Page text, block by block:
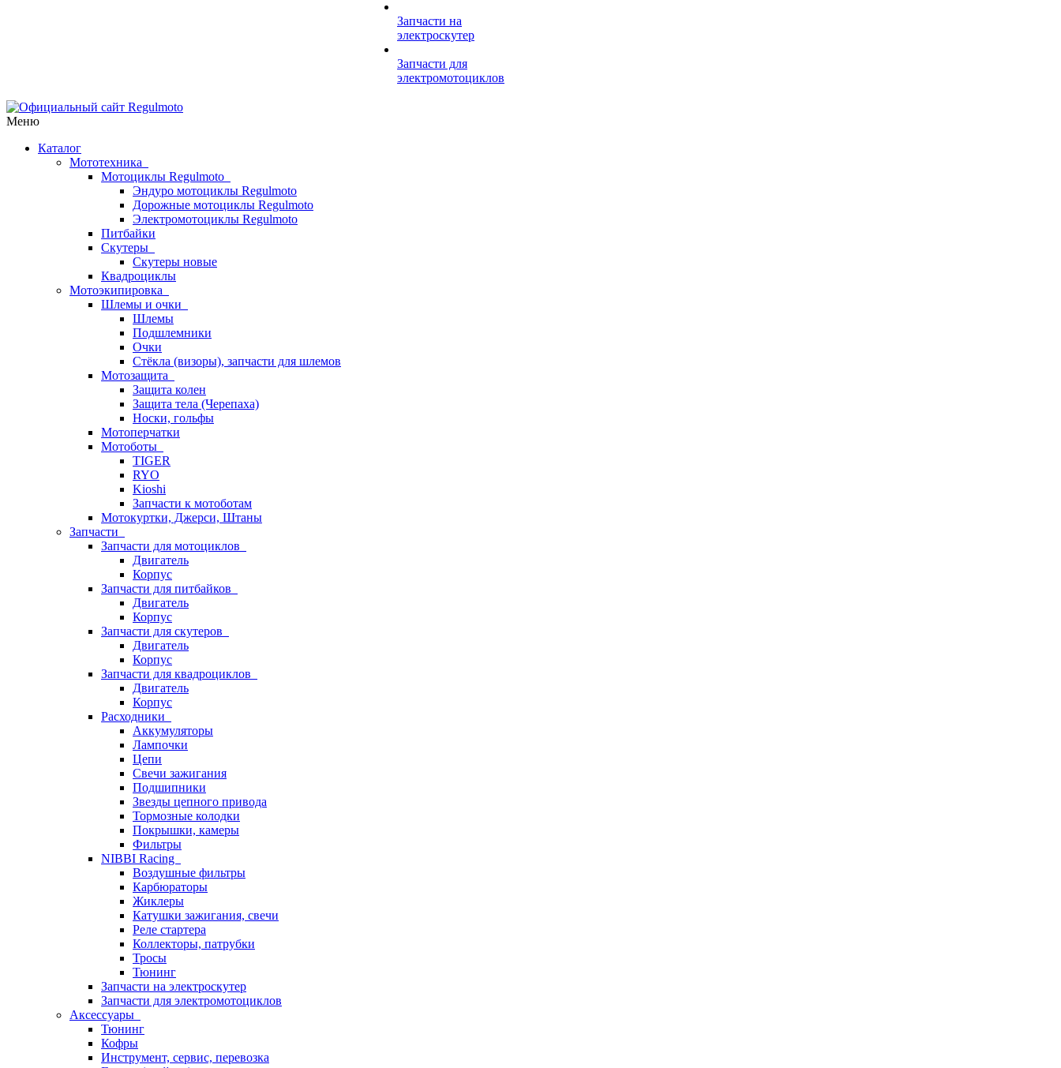
Запчасти на
электроскутер
Запчасти для
электромотоциклов
Меню
Каталог
Мототехника
Мотоциклы Regulmoto
Эндуро мотоциклы Regulmoto
Дорожные мотоциклы Regulmoto
Электромотоциклы Regulmoto
Питбайки
Скутеры
Скутеры новые
Квадроциклы
Мотоэкипировка
Шлемы и очки
Шлемы
Подшлемники
Очки
Стёкла (визоры), запчасти для шлемов
Мотозащита
Защита колен
Защита тела (Черепаха)
Носки, гольфы
Мотоперчатки
Мотоботы
TIGER
RYO
Kioshi
Запчасти к мотоботам
Мотокуртки, Джерси, Штаны
Запчасти
Запчасти для мотоциклов
Двигатель
Корпус
Запчасти для питбайков
Двигатель
Корпус
Запчасти для скутеров
Двигатель
Корпус
Запчасти для квадроциклов
Двигатель
Корпус
Расходники
Аккумуляторы
Лампочки
Цепи
Свечи зажигания
Подшипники
Звезды цепного привода
Тормозные колодки
Покрышки, камеры
Фильтры
NIBBI Racing
Воздушные фильтры
Карбюраторы
Жиклеры
Катушки зажигания, свечи
Реле стартера
Коллекторы, патрубки
Тросы
Тюнинг
Запчасти на электроскутер
Запчасти для электромотоциклов
Аксессуары
Тюнинг
Кофры
Инструмент, сервис, перевозка